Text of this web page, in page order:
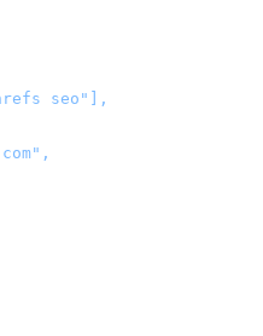
seo"],